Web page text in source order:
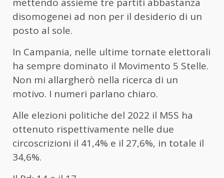
disomogenei ad non per il desiderio di un
posto al sole.
In Campania, nelle ultime tornate elettorali
ha sempre dominato il Movimento 5 Stelle.
Non mi allargherò nella ricerca di un
motivo. I numeri parlano chiaro.
Alle elezioni politiche del 2022 il M5S ha
ottenuto rispettivamente nelle due
circoscrizioni il 41,4% e il 27,6%, in totale il
34,6%.